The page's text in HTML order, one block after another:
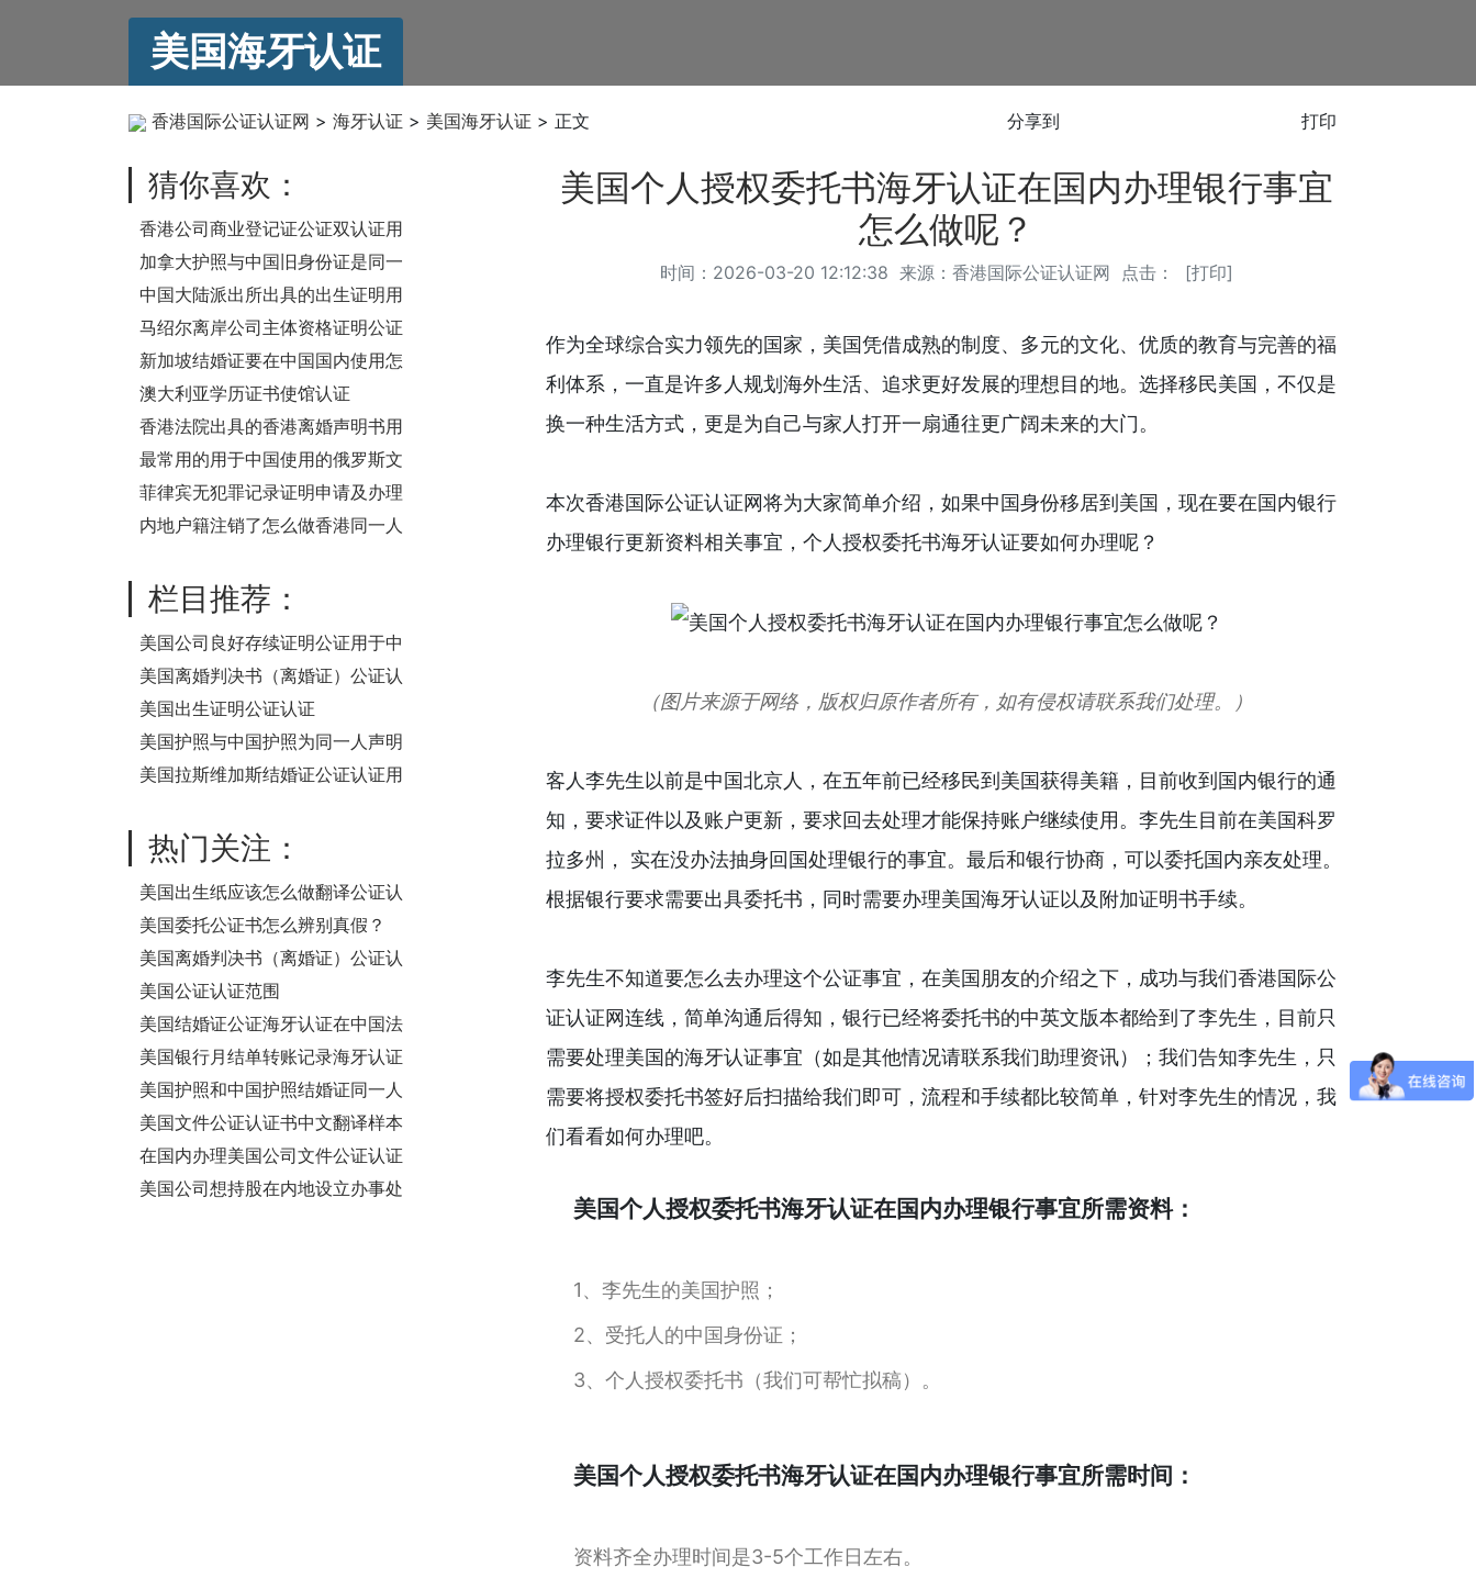
美国海牙认证
香港国际公证认证网 > 海牙认证 > 美国海牙认证 > 正文 分享到 打印
猜你喜欢：
香港公司商业登记证公证双认证用
于迪拜公司年检之用
加拿大护照与中国旧身份证是同一
人声明公证认证用于更改国内车辆
及股票信息
中国大陆派出所出具的出生证明用
于移民英国要怎么办理公证认证？
马绍尔离岸公司主体资格证明公证
认证怎么办理？
新加坡结婚证要在中国国内使用怎
么办理公证认证？
澳大利亚学历证书使馆认证
香港法院出具的香港离婚声明书用
于国内买房怎么办理公证？
最常用的用于中国使用的俄罗斯文
书公证认证清单
菲律宾无犯罪记录证明申请及办理
公证认证步骤
内地户籍注销了怎么做香港同一人
更
栏目推荐：
美国公司良好存续证明公证用于中
国法院诉讼要怎么办理公证认证？
美国离婚判决书（离婚证）公证认
证
美国出生证明公证认证
美国护照与中国护照为同一人声明
公证
美国拉斯维加斯结婚证公证认证用
热门关注：
美国出生纸应该怎么做翻译公证认
证才能用于在中国购买房产
美国委托公证书怎么辨别真假？
美国离婚判决书（离婚证）公证认
证
美国公证认证范围
美国结婚证公证海牙认证在中国法
院办理离婚诉讼用
美国银行月结单转账记录海牙认证
在中国法院办理诉讼之用？
美国护照和中国护照结婚证同一人
声明海牙认证在中国使用
美国文件公证认证书中文翻译样本
在国内办理美国公司文件公证认证
的疑问和解答
美国公司想持股在内地设立办事处
美国个人授权委托书海牙认证在国内办理银行事宜
怎么做呢？
时间：2026-03-20 12:12:38 来源： 香港国际公证认证网 点击： [打印]
作为全球综合实力领先的国家，美国凭借成熟的制度、多元的文化、优质的教育与完善的福
利体系，一直是许多人规划海外生活、追求更好发展的理想目的地。选择移民美国，不仅是
换一种生活方式，更是为自己与家人打开一扇通往更广阔未来的大门。
本次香港国际公证认证网将为大家简单介绍，如果中国身份移居到美国，现在要在国内银行
办理银行更新资料相关事宜，个人授权委托书海牙认证要如何办理呢？
（图片来源于网络，版权归原作者所有，如有侵权请联系我们处理。）
客人李先生以前是中国北京人，在五年前已经移民到美国获得美籍，目前收到国内银行的通
知，要求证件以及账户更新，要求回去处理才能保持账户继续使用。李先生目前在美国科罗
拉多州， 实在没办法抽身回国处理银行的事宜。最后和银行协商，可以委托国内亲友处理。
根据银行要求需要出具委托书，同时需要办理美国海牙认证以及附加证明书手续。
李先生不知道要怎么去办理这个公证事宜，在美国朋友的介绍之下，成功与我们香港国际公
证认证网连线，简单沟通后得知，银行已经将委托书的中英文版本都给到了李先生，目前只
需要处理美国的海牙认证事宜（如是其他情况请联系我们助理资讯）；我们告知李先生，只
需要将授权委托书签好后扫描给我们即可，流程和手续都比较简单，针对李先生的情况，我
们看看如何办理吧。
美国个人授权委托书海牙认证在国内办理银行事宜所需资料：
1、李先生的美国护照；
2、受托人的中国身份证；
3、个人授权委托书（我们可帮忙拟稿）。
美国个人授权委托书海牙认证在国内办理银行事宜所需时间：
资料齐全办理时间是3-5个工作日左右。